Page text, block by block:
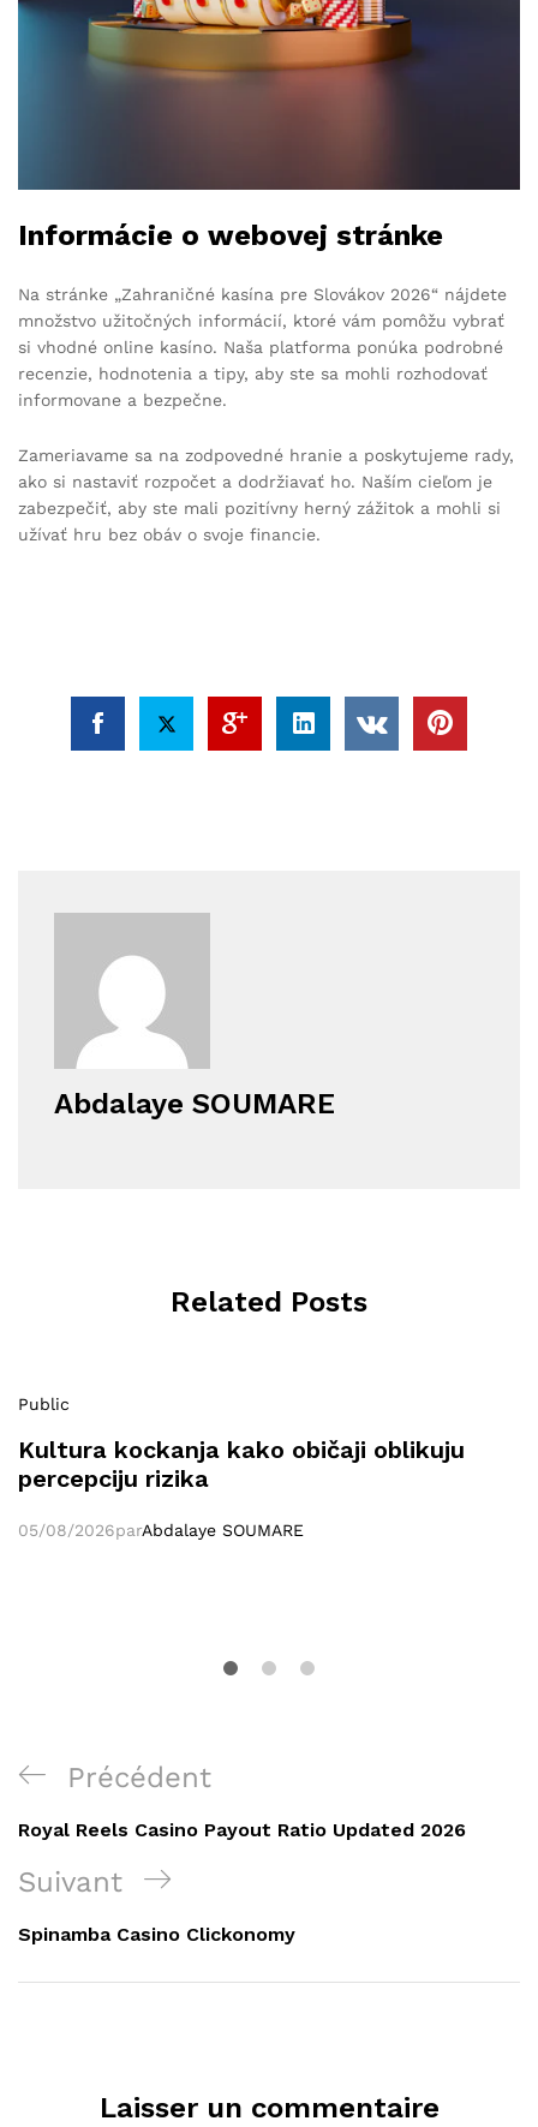
Informácie o webovej stránke
Na stránke „Zahraničné kasína pre Slovákov 2026“ nájdete
množstvo užitočných informácií, ktoré vám pomôžu vybrať
si vhodné online kasíno. Naša platforma ponúka podrobné
recenzie, hodnotenia a tipy, aby ste sa mohli rozhodovať
informovane a bezpečne.
Zameriavame sa na zodpovedné hranie a poskytujeme rady,
ako si nastaviť rozpočet a dodržiavať ho. Naším cieľom je
zabezpečiť, aby ste mali pozitívny herný zážitok a mohli si
užívať hru bez obáv o svoje financie.
Abdalaye SOUMARE
Related Posts
Public
Kultura kockanja kako običaji oblikuju
percepciju rizika
05/08/2026parAbdalaye SOUMARE
Navigation
de
l’article
Poste
précédent
Précédent
Royal Reels Casino Payout Ratio Updated 2026
Poste
Suivant
Suivant
Spinamba Casino Clickonomy
Laisser un commentaire